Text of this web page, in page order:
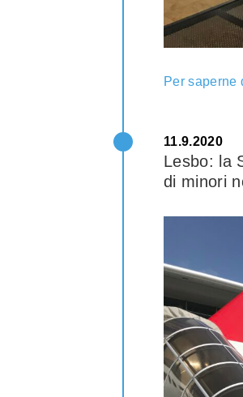
Per saperne
11.9.2020
Lesbo: la
di minori